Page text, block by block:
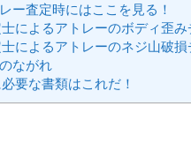
ー査定時にはここを見る！
によるアトレーのボディ歪み
によるアトレーのネジ山破損
ながれ
要な書類はこれだ！